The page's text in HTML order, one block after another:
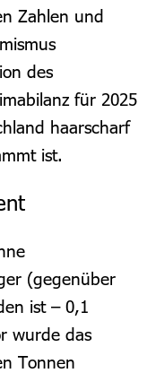
Zahlen und
des
für 2025
haarscharf
ist.
(gegenüber
ist – 0,1
wurde das
Tonnen